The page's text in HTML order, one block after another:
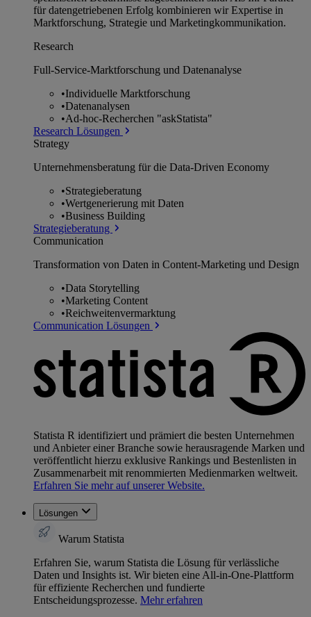
für datengetriebenen Erfolg kombinieren wir Expertise in
Marktforschung, Strategie und Marketingkommunikation.
Research
Full-Service-Marktforschung und Datenanalyse
•Individuelle Marktforschung
•Datenanalysen
•Ad-hoc-Recherchen "askStatista"
Research Lösungen
Strategy
Unternehmens­beratung für die Data-Driven Economy
•Strategieberatung
•Wertgenerierung mit Daten
•Business Building
Strategieberatung
Communication
Transformation von Daten in Content-Marketing und Design
•Data Storytelling
•Marketing Content
•Reichweitenvermarktung
Communication Lösungen
Statista R identifiziert und prämiert die besten Unternehmen
und Anbieter einer Branche sowie herausragende Marken und
veröffentlicht hierzu exklusive Rankings und Bestenlisten in
Zusammenarbeit mit renommierten Medienmarken weltweit.
Erfahren Sie mehr auf unserer Website.
Lösungen
Warum Statista
Erfahren Sie, warum Statista die Lösung für verlässliche
Daten und Insights ist. Wir bieten eine All-in-One-Plattform
für effiziente Recherchen und fundierte
Entscheidungsprozesse. Mehr erfahren